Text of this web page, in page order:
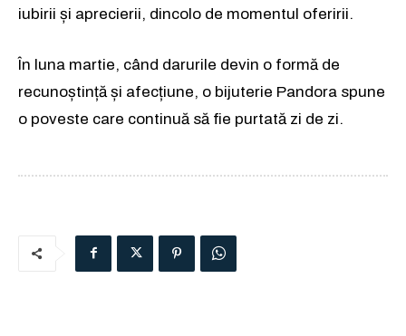
iubirii și aprecierii, dincolo de momentul oferirii.
În luna martie, când darurile devin o formă de
recunoștință și afecțiune, o bijuterie Pandora spune
o poveste care continuă să fie purtată zi de zi.